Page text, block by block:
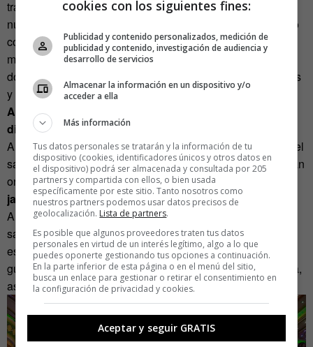
trajes más elegantes y las bandas de música más
numerosas. Ese pavoneo pasa a todas las esferas. El éxito
comercial de Alejandro Chino, exsastre y hoy uno de los
más grandes importadores de telas del país, se ve en sus
dos edificios de El Alto, en su casa de La Paz, en sus autos
y también en su sonrisa. Sobre todo, en su sonrisa.
Alejandro y su esposa tienen todos y cada uno de sus
dientes adornados con oro.
Ambos abren las puertas de Rey Alexander, el predio con el
salón de fiesta más grande y lujoso de El Alto, y lo muestran
orgullosos.Arriba tienen su casa, un gran cholet con
jacuzzi, piscina y cinco habitaciones.«Yo me llamo
Alejandro. Queríamos un nombre que muestre el lujo del
salón, que diga cómo que uno se siente como un rey, por
eso hemos puesto ese nombre, bien no más, ¿no? Mi
guaguitay (hijo menor) dijo que Alexander es más de moda,
así como de inglés».
cookies con los siguientes fines:
Publicidad y contenido personalizados, medición de
publicidad y contenido, investigación de audiencia y
desarrollo de servicios
Almacenar la información en un dispositivo y/o
acceder a ella
Más información
Tus datos personales se tratarán y la información de tu
dispositivo (cookies, identificadores únicos y otros datos en
el dispositivo) podrá ser almacenada y consultada por 205
partners y compartida con ellos, o bien usada
específicamente por este sitio. Tanto nosotros como
nuestros partners podemos usar datos precisos de
geolocalización. Lista de partners.
Es posible que algunos proveedores traten tus datos
personales en virtud de un interés legítimo, algo a lo que
puedes oponerte gestionando tus opciones a continuación.
En la parte inferior de esta página o en el menú del sitio,
busca un enlace para gestionar o retirar el consentimiento en
la configuración de privacidad y cookies.
Aceptar y seguir GRATIS